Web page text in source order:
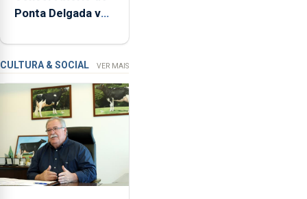
relacionadas
a
apanha
ilegal
lapas
2022
e
2026.
Ponta Delgada vai
instrumentos
CULTURA & SOCIAL VER MAIS